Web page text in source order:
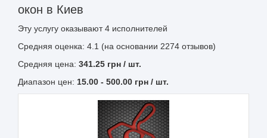
окон в Киев
Эту услугу оказывают4 исполнителей
Средняя оценка: 4.1 (на основании 2274 отзывов)
Средняя цена: 341.25 грн / шт.
Диапазон цен: 15.00 - 500.00 грн / шт.